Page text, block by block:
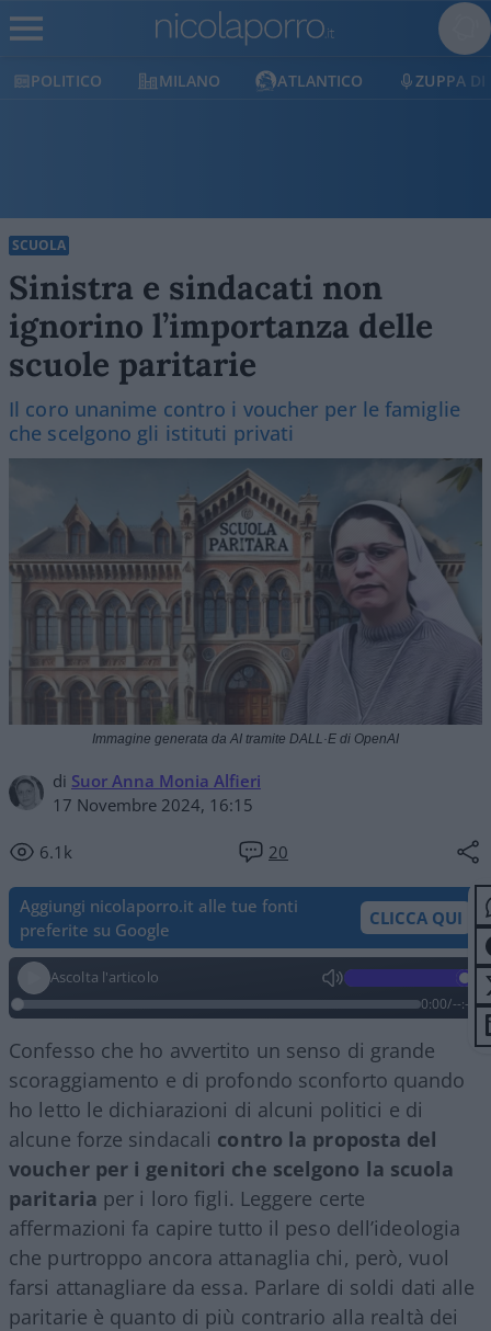
POLITICO MILANO ATLANTICO ZUPPA DI
SCUOLA
Sinistra e sindacati non
ignorino l’importanza delle
scuole paritarie
Il coro unanime contro i voucher per le famiglie
che scelgono gli istituti privati
di Suor Anna Monia Alfieri
17 Novembre 2024, 16:15
6.1k 20
Immagine generata da AI tramite DALL·E di OpenAI
Aggiungi nicolaporro.it alle tue fonti
preferite su Google
CLICCA QUI
Ascolta l'articolo
0:00/--:--
Confesso che ho avvertito un senso di grande
scoraggiamento e di profondo sconforto quando
ho letto le dichiarazioni di alcuni politici e di
alcune forze sindacali contro la proposta del
voucher per i genitori che scelgono la scuola
paritaria per i loro figli. Leggere certe
affermazioni fa capire tutto il peso dell’ideologia
che purtroppo ancora attanaglia chi, però, vuol
farsi attanagliare da essa. Parlare di soldi dati alle
paritarie è quanto di più contrario alla realtà dei